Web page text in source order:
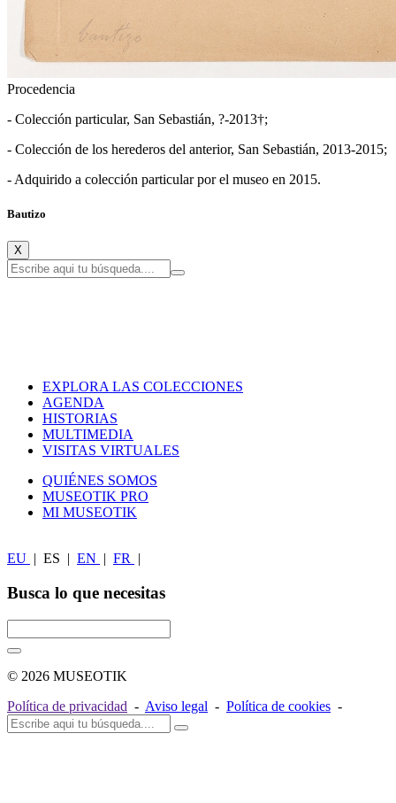
Procedencia
- Colección particular, San Sebastián, ?-2013†;
- Colección de los herederos del anterior, San Sebastián, 2013-2015;
- Adquirido a colección particular por el museo en 2015.
Bautizo
X
EXPLORA LAS COLECCIONES
AGENDA
HISTORIAS
MULTIMEDIA
VISITAS VIRTUALES
QUIÉNES SOMOS
MUSEOTIK PRO
MI MUSEOTIK
EU | ES | EN | FR |
Busca lo que necesitas
© 2026 MUSEOTIK
Política de privacidad - Aviso legal - Política de cookies -